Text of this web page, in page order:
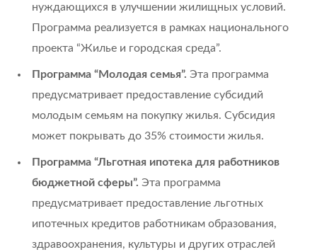
нуждающихся в улучшении жилищных условий.
Программа реализуется в рамках национального
проекта “Жилье и городская среда”.
Программа “Молодая семья”. Эта программа
предусматривает предоставление субсидий
молодым семьям на покупку жилья. Субсидия
может покрывать до 35% стоимости жилья.
Программа “Льготная ипотека для работников
бюджетной сферы”. Эта программа
предусматривает предоставление льготных
ипотечных кредитов работникам образования,
здравоохранения, культуры и других отраслей